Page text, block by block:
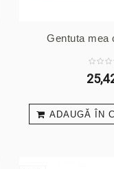
Gentuta mea
ADAUGĂ ÎN